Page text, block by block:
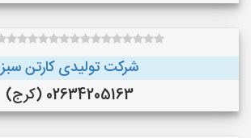
شرکت تولیدی کارتن سبز
02634205163 (کرج)